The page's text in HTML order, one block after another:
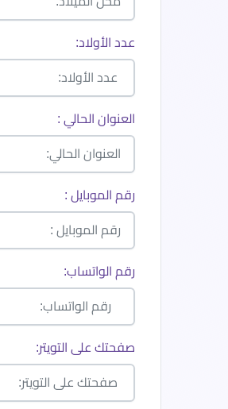
عدد الأولاد:
العنوان الحالي :
رقم الموبايل :
رقم الواتساب:
صفحتك على التويتر: